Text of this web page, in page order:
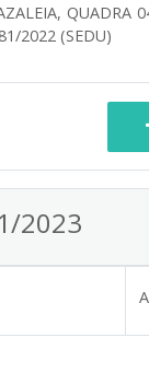
QUADRA
2022 (SEDU)
2023